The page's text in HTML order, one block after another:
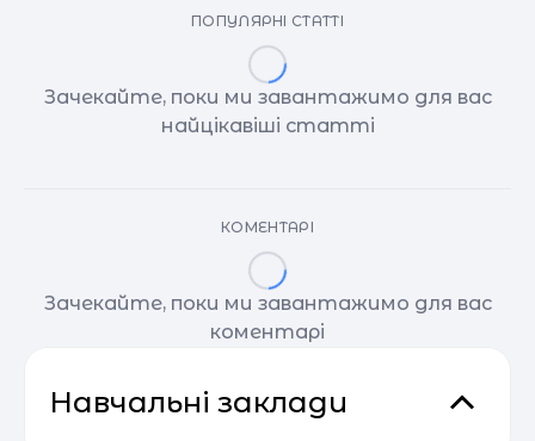
ПОПУЛЯРНІ СТАТТІ
Зачекайте, поки ми завантажимо для вас
найцікавіші статті
КОМЕНТАРІ
Зачекайте, поки ми завантажимо для вас
коментарі
Навчальні заклади